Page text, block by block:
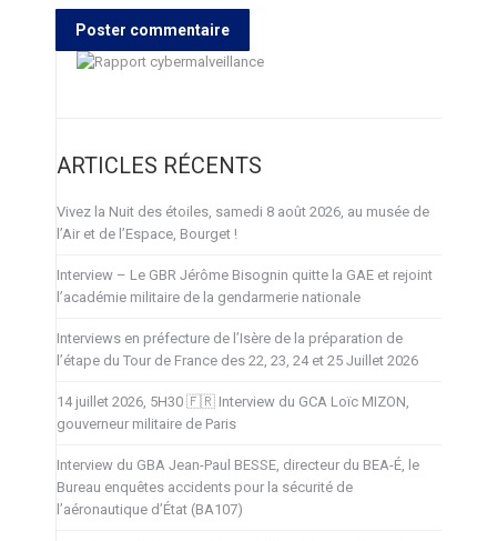
Poster commentaire
ARTICLES RÉCENTS
Vivez la Nuit des étoiles, samedi 8 août 2026, au musée de
l’Air et de l’Espace, Bourget !
Interview – Le GBR Jérôme Bisognin quitte la GAE et rejoint
l’académie militaire de la gendarmerie nationale
Interviews en préfecture de l’Isère de la préparation de
l’étape du Tour de France des 22, 23, 24 et 25 Juillet 2026
14 juillet 2026, 5H30 🇫🇷 Interview du GCA Loïc MIZON,
gouverneur militaire de Paris
Interview du GBA Jean-Paul BESSE, directeur du BEA-É, le
Bureau enquêtes accidents pour la sécurité de
l’aéronautique d’État (BA107)